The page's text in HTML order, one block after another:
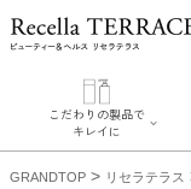
こだわりの製品で
キレイに
GRANDTOP > リセラテラス